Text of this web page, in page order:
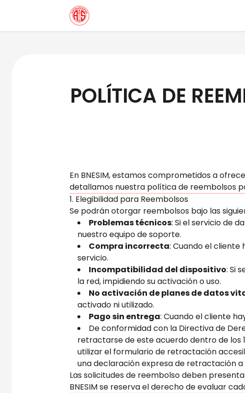
POLÍTICA DE
En BNESIM, estamos comprometidos a
detallamos nuestra política de reembolsos
1. Elegibilidad para Reembolsos
Se podrán otorgar reembolsos bajo las
Problemas técnicos: Si el servicio de
nuestro equipo de soporte.
Compra incorrecta: Cuando el cliente
servicio.
Incompatibilidad del dispositivo: Si
la red, impidiendo su activación o uso.
No activación de planes de datos
activado ni utilizado.
Pago sin entrega: Cuando el cliente
De conformidad con la Directiva de
retractarse de este acuerdo dentro de los
utilizar el formulario de retractación
una declaración expresa de retractación a
Las solicitudes de reembolso deben
BNESIM se reserva el derecho de evaluar